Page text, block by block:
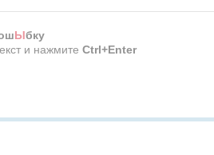
Ыбку
и нажмите Ctrl+Enter